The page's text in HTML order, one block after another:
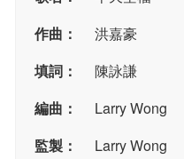
作曲：
洪嘉豪
填詞：
陳詠謙
編曲：
Larry Wong
監製：
Larry Wong